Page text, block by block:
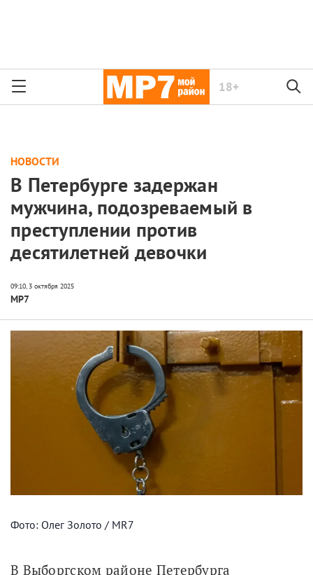
18+
НОВОСТИ
В Петербурге задержан
мужчина, подозреваемый в
преступлении против
десятилетней девочки
МР7
Фото: Олег Золото / MR7
В Выборгском районе Петербурга